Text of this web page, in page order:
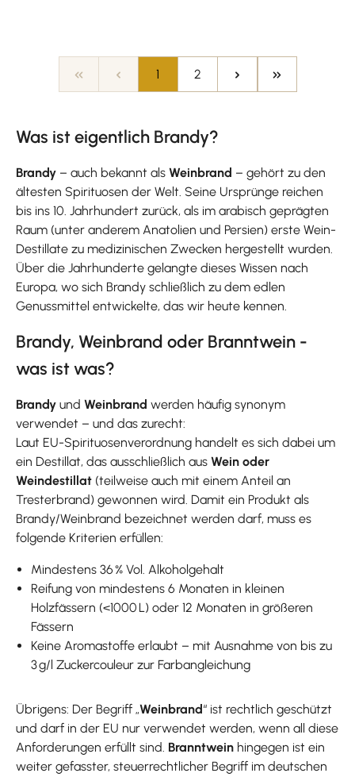
Seite
1 Seite
2
Was ist eigentlich Brandy?
Brandy – auch bekannt als Weinbrand – gehört zu den
ältesten Spirituosen der Welt. Seine Ursprünge reichen
bis ins 10. Jahrhundert zurück, als im arabisch geprägten
Raum (unter anderem Anatolien und Persien) erste Wein-
Destillate zu medizinischen Zwecken hergestellt wurden.
Über die Jahrhunderte gelangte dieses Wissen nach
Europa, wo sich Brandy schließlich zu dem edlen
Genussmittel entwickelte, das wir heute kennen.
Brandy, Weinbrand oder Branntwein -
was ist was?
Brandy und Weinbrand werden häufig synonym
verwendet – und das zurecht:
Laut EU-Spirituosenverordnung handelt es sich dabei um
ein Destillat, das ausschließlich aus Wein oder
Weindestillat (teilweise auch mit einem Anteil an
Tresterbrand) gewonnen wird. Damit ein Produkt als
Brandy/Weinbrand bezeichnet werden darf, muss es
folgende Kriterien erfüllen:
Mindestens 36 % Vol. Alkoholgehalt
Reifung von mindestens 6 Monaten in kleinen
Holzfässern (<1000 L) oder 12 Monaten in größeren
Fässern
Keine Aromastoffe erlaubt – mit Ausnahme von bis zu
3 g/l Zuckercouleur zur Farbangleichung
Übrigens: Der Begriff „Weinbrand“ ist rechtlich geschützt
und darf in der EU nur verwendet werden, wenn all diese
Anforderungen erfüllt sind. Branntwein hingegen ist ein
weiter gefasster, steuerrechtlicher Begriff im deutschen